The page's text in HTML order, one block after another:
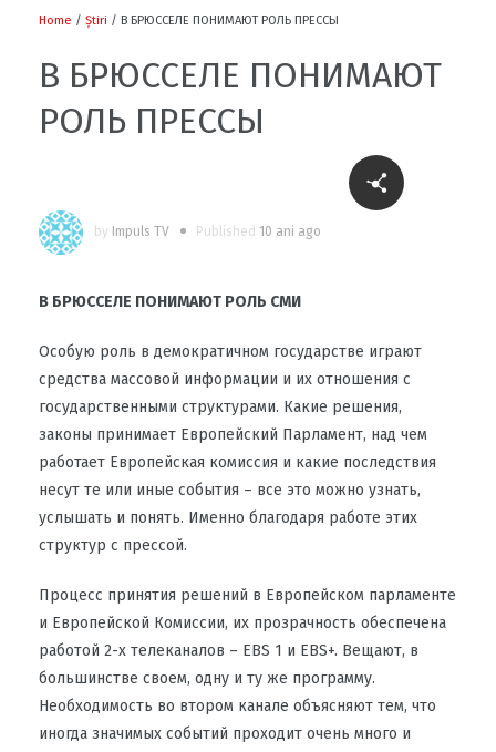
0
afacerea
Să ne fiți sănătoși
1
Home / Știri / В БРЮССЕЛЕ ПОНИМАЮТ РОЛЬ ПРЕССЫ
В БРЮССЕЛЕ ПОНИМАЮТ
РОЛЬ ПРЕССЫ
by Impuls TV Published 10 ani ago
В БРЮССЕЛЕ ПОНИМАЮТ РОЛЬ СМИ
Особую роль в демократичном государстве играют
средства массовой информации и их отношения с
государственными структурами. Какие решения,
законы принимает Европейский Парламент, над чем
работает Европейская комиссия и какие последствия
несут те или иные события – все это можно узнать,
услышать и понять. Именно благодаря работе этих
структур с прессой.
Процесс принятия решений в Европейском парламенте
и Европейской Комиссии, их прозрачность обеспечена
работой 2-х телеканалов – EBS 1 и EBS+. Вещают, в
большинстве своем, одну и ту же программу.
Необходимость во втором канале объясняют тем, что
иногда значимых событий проходит очень много и